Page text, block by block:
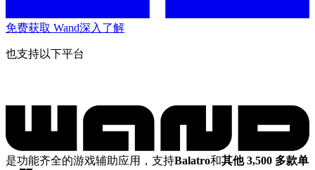
免费获取 Wand深入了解
也支持以下平台
是功能齐全的游戏辅助应用，支持Balatro和其他 3,500 多款单